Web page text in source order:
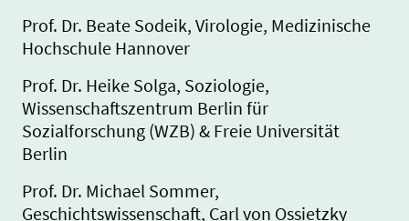
Prof. Dr. Beate Sodeik, Virologie, Medizinische
Hochschule Hannover
Prof. Dr. Heike Solga, Soziologie,
Wissenschaftszentrum Berlin für
Sozialforschung (WZB) & Freie Universität
Berlin
Prof. Dr. Michael Sommer,
Geschichtswissenschaft, Carl von Ossietzky